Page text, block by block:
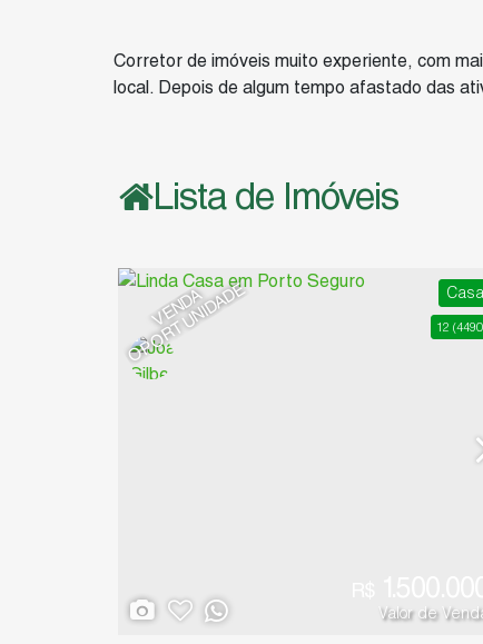
Corretor de imóveis muito experiente, com
local. Depois de algum tempo afastado das
Lista de Imóveis
V
E
N
D
A
O
P
O
R
T
U
N
I
D
A
D
E 12
Casa
Valor de